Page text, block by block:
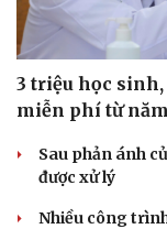
3 triệu học
miễn phí từ
Sau phản ánh
được xử lý
Nhiều công